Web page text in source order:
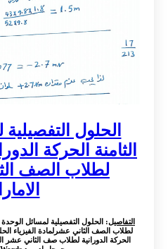
الحلول
الثامنة الحركة
لطلاب الصف
التفاصيل: الحلول التفصيلية لمسائل الوحدة
لطلاب الصف الثاني عشرلمادة الفيزياء
الحركة الدورانية لطلاب صف الثاني